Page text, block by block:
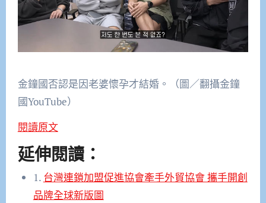
金鐘國否認是因老婆懷孕才結婚。（圖／翻攝金鐘
國YouTube）
閱讀原文
延伸閱讀：
1. 台灣連鎖加盟促進協會牽手外貿協會 攜手開創
品牌全球新版圖